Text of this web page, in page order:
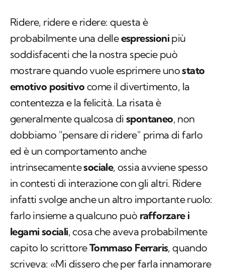
Ridere, ridere e ridere: questa è
probabilmente una delleespressioni più
soddisfacenti che la nostra specie può
mostrare quando vuole esprimere unostato
emotivo positivo come il divertimento, la
contentezza e la felicità. La risata è
generalmente qualcosa di spontaneo, non
dobbiamo "pensare di ridere" prima di farlo
ed è un comportamento anche
intrinsecamentesociale, ossia avviene spesso
in contesti di interazione con gli altri. Ridere
infatti svolge anche un altro importante ruolo:
farlo insieme a qualcuno può rafforzare i
legami sociali, cosa che aveva probabilmente
capito lo scrittoreTommaso Ferraris, quando
scriveva: «Mi dissero che per farla innamorare